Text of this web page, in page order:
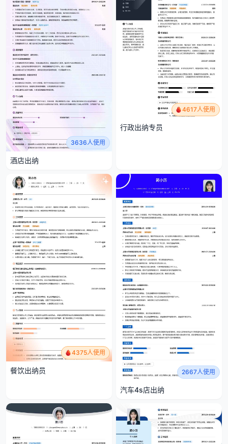
3636人使用
酒店出纳
4617人使用
行政出纳专员
4375人使用
餐饮出纳员 2667人使用
汽车4s店出纳